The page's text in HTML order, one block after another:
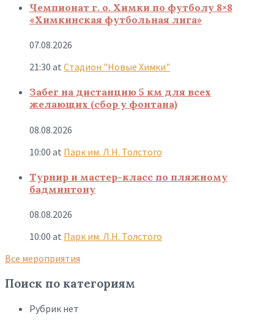
Чемпионат г. о. Химки по футболу 8×8
«Химкинская футбольная лига»
07.08.2026
21:30 at Стадион "Новые Химки"
Забег на дистанцию 5 км для всех
желающих (сбор у фонтана)
08.08.2026
10:00 at Парк им. Л.Н. Толстого
Турнир и мастер-класс по пляжному
бадминтону
08.08.2026
10:00 at Парк им. Л.Н. Толстого
Все мероприятия
Поиск по категориям
Рубрик нет